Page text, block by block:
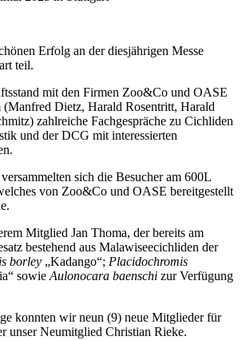
Erfolg an der diesjährigen Messe
teil.
mit den Firmen Zoo&Co und OASE
(Manfred Dietz, Harald Rosentritt, Harald
zahlreiche Fachgespräche zu Cichliden
und der DCG mit interessierten
sich die Besucher am 600L
von Zoo&Co und OASE bereitgestellt
Mitglied Jan Thoma, der bereits am
bestehend aus Malawiseecichliden der
borley „Kadango“; Placidochromis
sowie Aulonocara baenschi zur Verfügung
konnten wir neun (9) neue Mitglieder für
unser Neumitglied Christian Rieke.